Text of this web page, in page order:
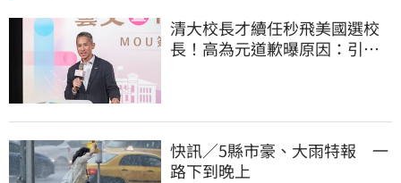
清大校長才續任秒飛美國選校
長！高為元道歉曝原因：引起
快訊／5縣市豪、大雨特報 一
路下到晚上